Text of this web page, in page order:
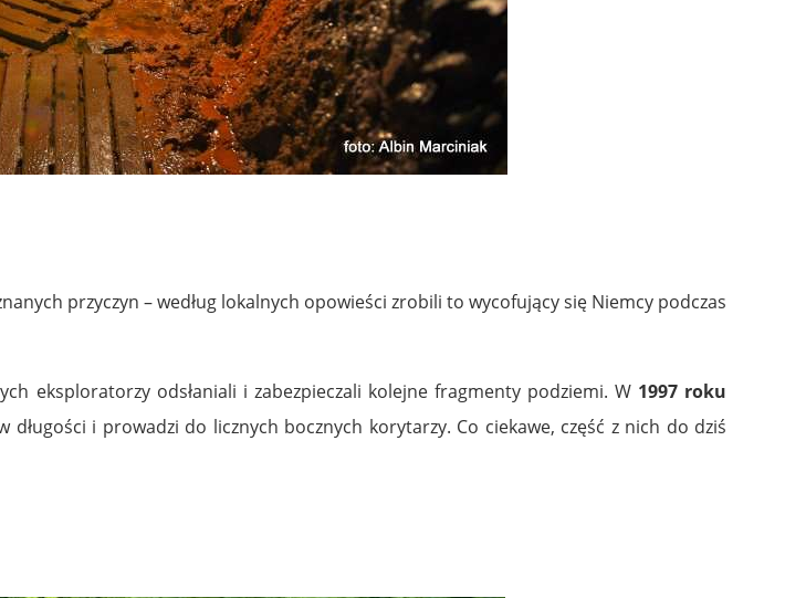
przyczyn – według lokalnych opowieści zrobili to wycofujący się Niemcy podczas
eksploratorzy odsłaniali i zabezpieczali kolejne fragmenty podziemi. W 1997 roku
długości i prowadzi do licznych bocznych korytarzy. Co ciekawe, część z nich do dziś